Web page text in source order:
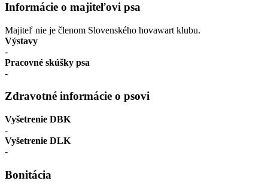
Informácie o majiteľovi psa
Majiteľ nie je členom Slovenského hovawart klubu.
Výstavy
-
Pracovné skúšky psa
-
Zdravotné informácie o psovi
Vyšetrenie DBK
-
Vyšetrenie DLK
-
Bonitácia